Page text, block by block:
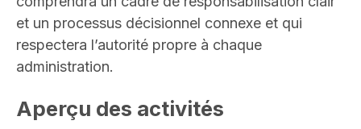
et un processus décisionnel connexe et qui
respectera l’autorité propre à chaque
administration.
Aperçu des activités